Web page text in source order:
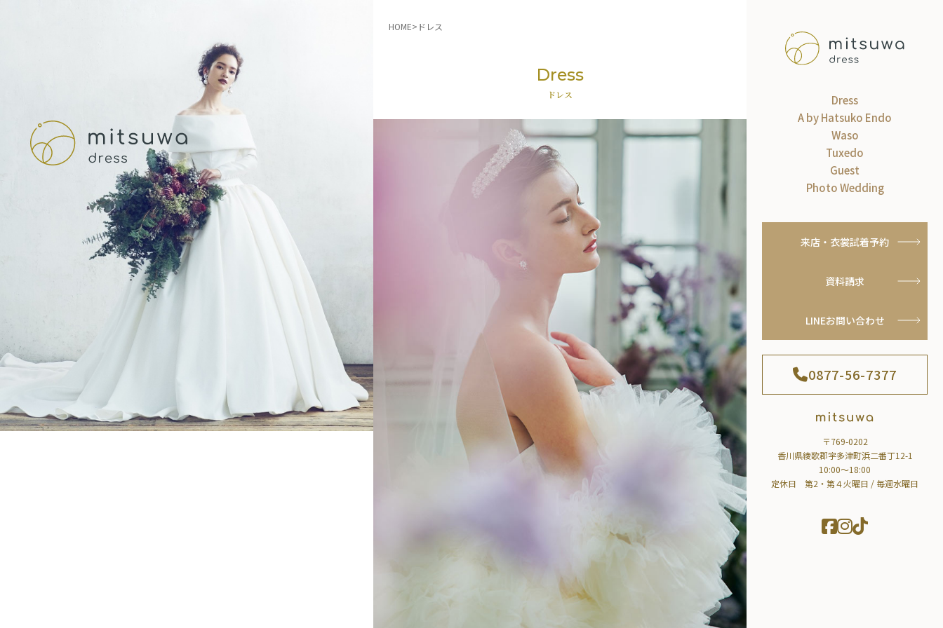
HOME ドレス
Dress
ドレス
Dress
A by Hatsuko Endo
Waso
Tuxedo
Guest
Photo Wedding
来店・衣裳試着予約
資料請求
LINEお問い合わせ
0877-56-7377
〒769-0202
香川県綾歌郡宇多津町浜二番丁12-1
10:00～18:00
定休日 第2・第４火曜日 / 毎週水曜日